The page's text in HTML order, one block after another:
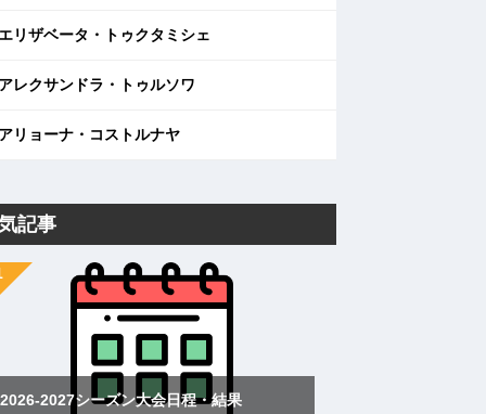
リザベータ・トゥクタミシェ
レクサンドラ・トゥルソワ
リョーナ・コストルナヤ
記事
2026-2027シーズン大会日程・結果